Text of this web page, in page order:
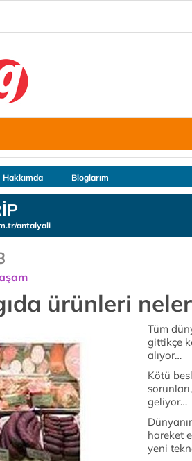
Hakkımda Bloglarım
antalyali
ürünleri
Tüm
gittikçe
alıyor…
Kötü
geliyor…
hareket
yeni